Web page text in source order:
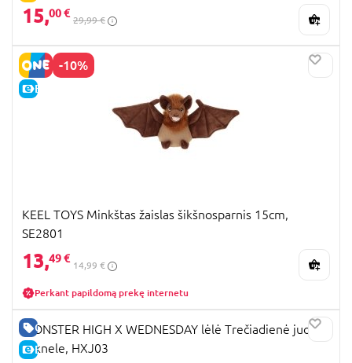
15,00 €
29,99 €
-10%
E-KAINA
KEEL TOYS Minkštas žaislas šikšnosparnis 15cm,
SE2801
13,49 €
14,99 €
Perkant papildomą prekę internetu
GERA KAINA
E-KAINA
MONSTER HIGH X WEDNESDAY lėlė Trečiadienė juoda
suknele, HXJ03